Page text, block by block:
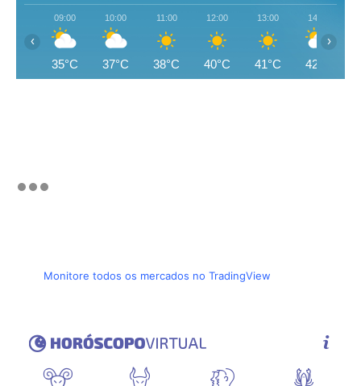
09:00
35°C
10:00
37°C
11:00
38°C
12:00
40°C
13:00
41°C
14:00
42°C
‹ ›
Monitore todos os mercados no TradingView